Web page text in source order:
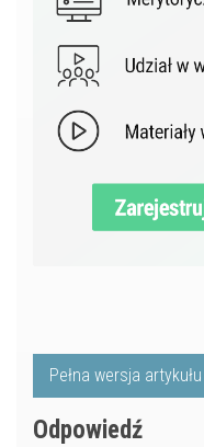
Pełna wersja
Odpowiedź